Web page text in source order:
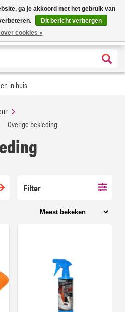
25% korting op gehele assortiment
''verfrissend''
X
in huis
Overige bekleding
Filter
ga je akkoord met het gebruik van
Dit bericht verbergen
over cookies »